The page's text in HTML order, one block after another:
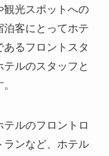
観光スポットへの
泊客にとってホテ
るフロントスタ
ルのスタッフと
ルのフロントロ
ランなど、ホテル